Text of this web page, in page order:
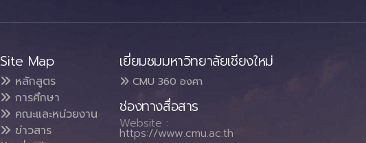
Site Map
หลักสูตร
การศึกษา
คณะและหน่วยงาน
ข่าวสาร
เยี่ยมชมมหาวิทยาลัยเชียงใหม่
CMU 360 องศา
ช่องทางสื่อสาร
Website :
https://www.cmu.ac.th